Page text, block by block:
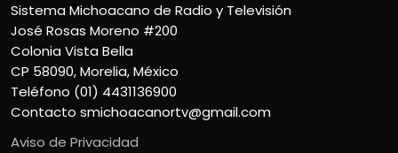
Sistema Michoacano de Radio y Televisión
José Rosas Moreno #200
Colonia Vista Bella
CP 58090, Morelia, México
Teléfono (01) 4431136900
Contacto smichoacanortv@gmail.com
Aviso de Privacidad